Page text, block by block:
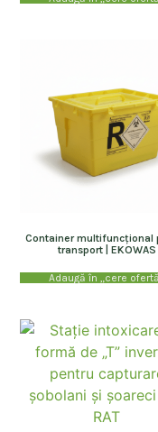
Container multifuncțional
transport | EKOWAS
Adaugă în „cere